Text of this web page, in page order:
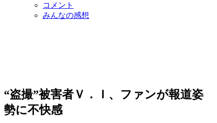
コメント
みんなの感想
“盗撮”被害者Ｖ．Ｉ、ファンが報道姿
勢に不快感